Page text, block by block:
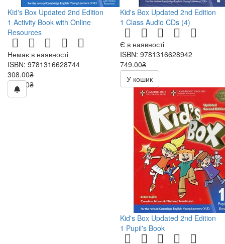
Kid's Box Updated 2nd Edition
1 Activity Book with Online
Resources
Немає в наявності
ISBN: 9781316628744
308.00₴
440.00₴
Kid's Box Updated 2nd Edition
1 Class Audio CDs (4)
Є в наявності
ISBN: 9781316628942
749.00₴
1070.00₴
У кошик
Kid's Box Updated 2nd Edition
1 Pupil's Book